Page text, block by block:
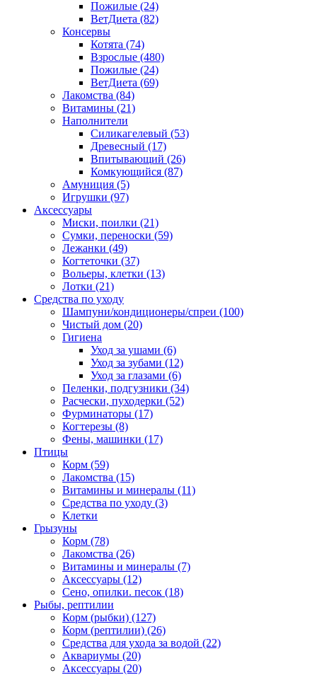
Пожилые (24)
ВетДиета (82)
Консервы
Котята (74)
Взрослые (480)
Пожилые (24)
ВетДиета (69)
Лакомства (84)
Витамины (21)
Наполнители
Силикагелевый (53)
Древесный (17)
Впитывающий (26)
Комкующийся (87)
Амуниция (5)
Игрушки (97)
Аксессуары
Миски, поилки (21)
Сумки, переноски (59)
Лежанки (49)
Когтеточки (37)
Вольеры, клетки (13)
Лотки (21)
Средства по уходу
Шампуни/кондиционеры/спреи (100)
Чистый дом (20)
Гигиена
Уход за ушами (6)
Уход за зубами (12)
Уход за глазами (6)
Пеленки, подгузники (34)
Расчески, пуходерки (52)
Фурминаторы (17)
Когтерезы (8)
Фены, машинки (17)
Птицы
Корм (59)
Лакомства (15)
Витамины и минералы (11)
Средства по уходу (3)
Клетки
Грызуны
Корм (78)
Лакомства (26)
Витамины и минералы (7)
Аксессуары (12)
Сено, опилки. песок (18)
Рыбы, рептилии
Корм (рыбки) (127)
Корм (рептилии) (26)
Средства для ухода за водой (22)
Аквариумы (20)
Аксессуары (20)